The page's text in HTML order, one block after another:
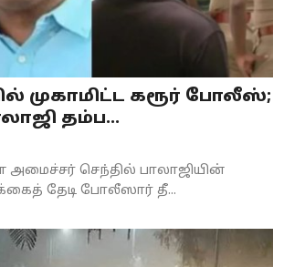
முகாமிட்ட கரூர் போலீஸ்;
தம்ப...
அமைச்சர் செந்தில் பாலாஜியின்
தேடி போலீஸார் தீ...